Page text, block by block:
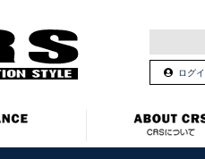
ログ